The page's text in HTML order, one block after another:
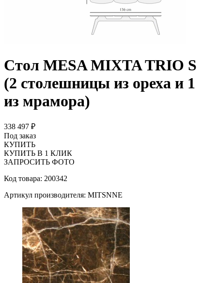
Стол MESA MIXTA TRIO S
(2 столешницы из ореха и 1
из мрамора)
338 497 ₽
Под заказ
КУПИТЬ
КУПИТЬ В 1 КЛИК
ЗАПРОСИТЬ ФОТО
Код товара: 200342
Артикул производителя: MITSNNE